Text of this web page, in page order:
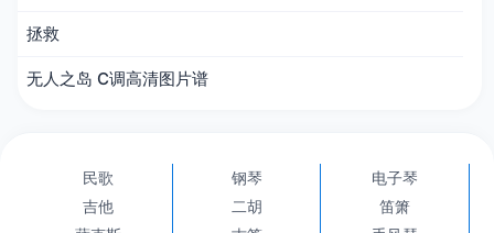
拯救
无人之岛 C调高清图片谱
民歌 钢琴
电子琴
吉他
二胡
笛箫